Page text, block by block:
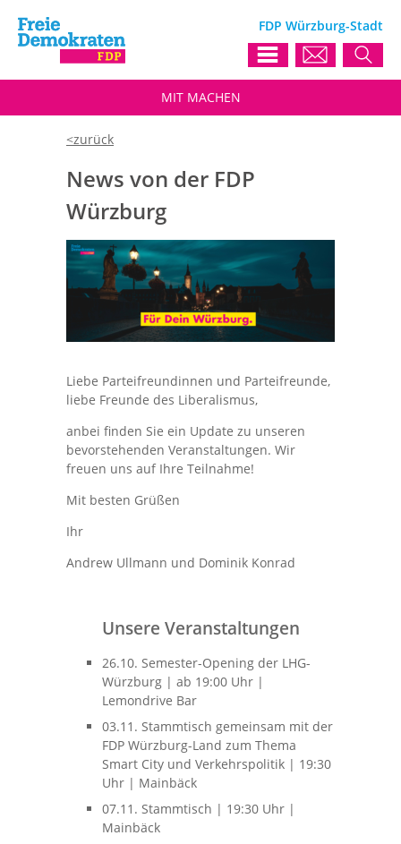
FDP Würzburg-Stadt
MIT MACHEN
News von der FDP
Würzburg
Liebe Parteifreundinnen und Parteifreunde,
liebe Freunde des Liberalismus,
anbei finden Sie ein Update zu unseren
bevorstehenden Veranstaltungen. Wir
freuen uns auf Ihre Teilnahme!
Mit besten Grüßen
Ihr
Andrew Ullmann und Dominik Konrad
Unsere Veranstaltungen
26.10. Semester-Opening der LHG-
Würzburg | ab 19:00 Uhr |
Lemondrive Bar
03.11. Stammtisch gemeinsam mit der
FDP Würzburg-Land zum Thema
Smart City und Verkehrspolitik | 19:30
Uhr | Mainbäck
07.11. Stammtisch | 19:30 Uhr |
Mainbäck